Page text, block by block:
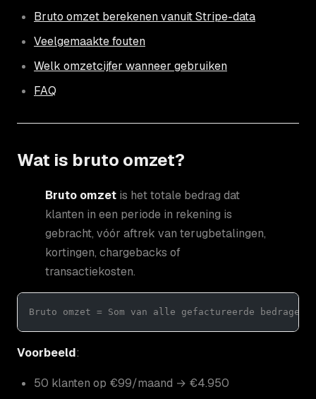
Bruto omzet berekenen vanuit Stripe-data
Veelgemaakte fouten
Welk omzetcijfer wanneer gebruiken
FAQ
Wat is bruto omzet?
Bruto omzet is het totale bedrag dat
klanten in een periode in rekening is
gebracht, vóór aftrek van terugbetalingen,
kortingen, chargebacks of
transactiekosten.
Bruto omzet = Som van alle gefactureerde bedragen
Voorbeeld:
50 klanten op €99/maand → €4.950